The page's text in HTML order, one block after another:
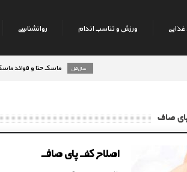
ورزش و تناسب اندام روانشناسی
ماسک حنا و فوائد ماسک حنا
صاف
اصلاح کف پای صاف